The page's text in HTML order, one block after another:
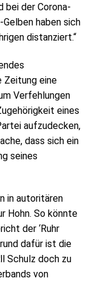
bei der Corona-
Gelben haben sich
distanziert.“
Zeitung eine
Verfehlungen
eines
aufzudecken,
dass sich ein
seines
in autoritären
Hohn. So könnte
der ‘Ruhr
dafür ist die
Schulz doch zu
von